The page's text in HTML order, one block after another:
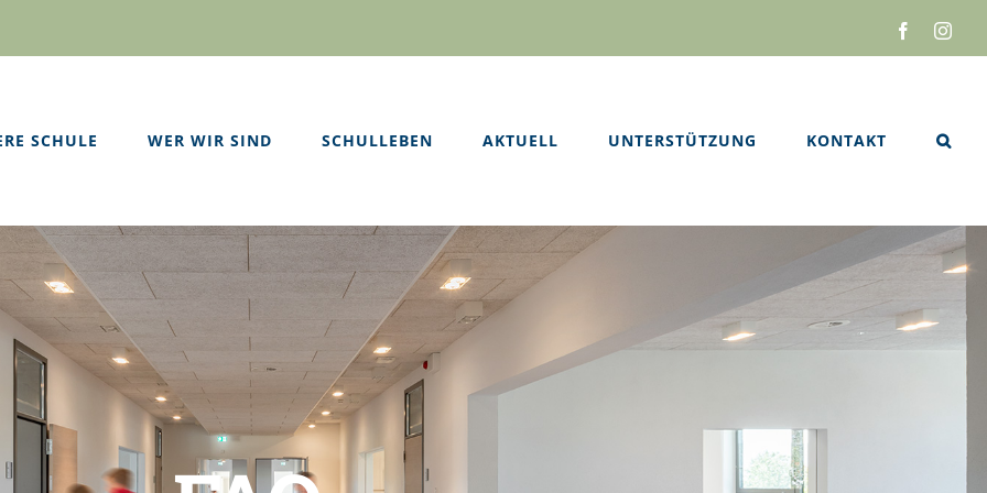
Facebook
SCHULE WER WIR SIND SCHULLEBEN AKTUELL UNTERSTÜTZUNG KONTAKT